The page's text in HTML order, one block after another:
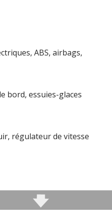
ABS, airbags,
bord, essuies-glaces
régulateur de vitesse